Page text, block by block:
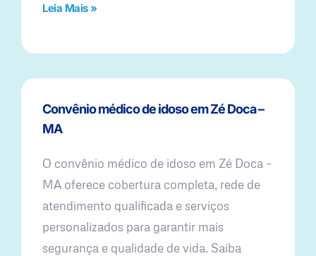
Leia Mais »
Convênio médico de idoso em Zé Doca –
MA
O convênio médico de idoso em Zé Doca –
MA oferece cobertura completa, rede de
atendimento qualificada e serviços
personalizados para garantir mais
segurança e qualidade de vida. Saiba